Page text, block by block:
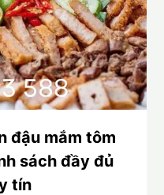
đậu mắm tôm
sách đầy đủ
tín